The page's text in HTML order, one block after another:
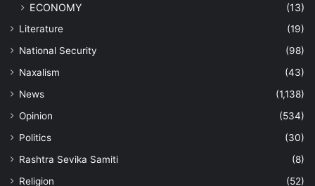
ECONOMY (13)
Literature
(19)
National Security
(98)
Naxalism
(43)
News
(1,138)
Opinion
(534)
Politics
(30)
Rashtra Sevika Samiti
(8)
Religion
(52)